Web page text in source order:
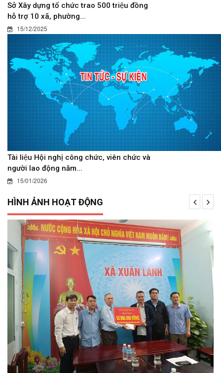
Sở Xây dựng tổ chức trao 500 triệu đồng
hỗ trợ 10 xã, phường...
15/12/2025
Tài liệu Hội nghị công chức, viên chức và
người lao động năm...
15/01/2026
HÌNH ẢNH HOẠT ĐỘNG